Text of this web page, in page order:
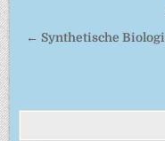
← Synthetische